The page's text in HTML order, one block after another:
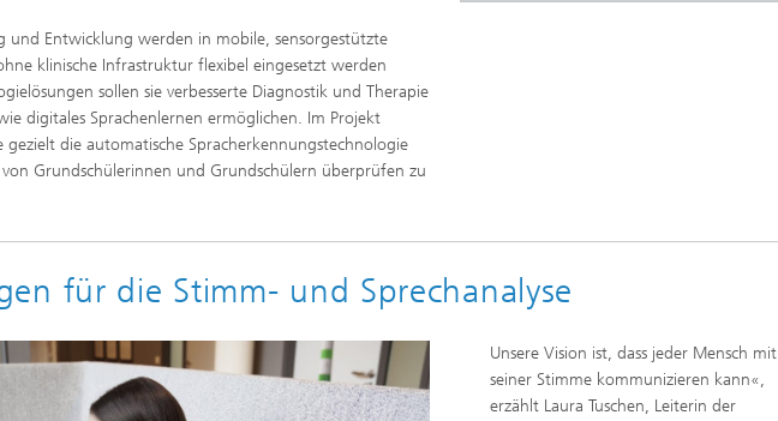
und Entwicklung werden in mobile, sensorgestützte
klinische Infrastruktur flexibel eingesetzt werden
sollen sie verbesserte Diagnostik und Therapie
digitales Sprachenlernen ermöglichen. Im Projekt
gezielt die automatische Spracherkennungstechnologie
Grundschülerinnen und Grundschülern überprüfen zu
für die Stimm- und Sprechanalyse
Unsere Vision ist, dass jeder Mensch mit
seiner Stimme kommunizieren kann«,
erzählt Laura Tuschen, Leiterin der